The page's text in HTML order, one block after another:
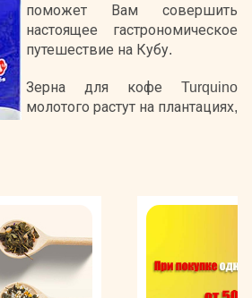
поможет Вам совершить
настоящее гастрономическое
путешествие на Кубу.
Зерна для кофе Turquino
молотого растут на плантациях,
климат позволяют
выращивать качественный
урожай, не прибегая к
удобрений. Кофе Туркино
соответствии со старинными